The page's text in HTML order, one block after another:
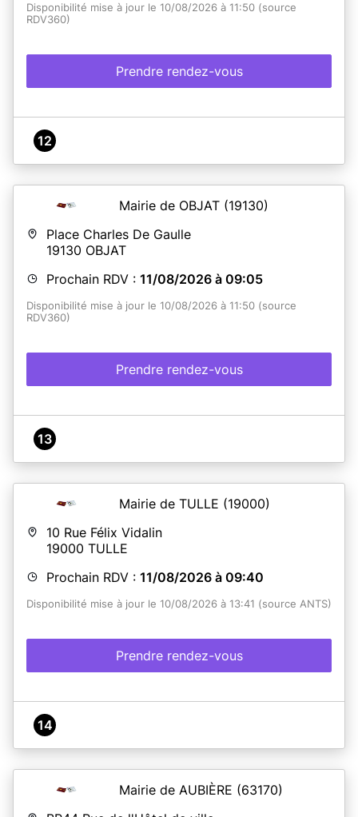
Disponibilité mise à jour le 10/08/2026 à 11:50 (source
RDV360)
Prendre rendez-vous
12
Mairie de OBJAT (19130)
Place Charles De Gaulle
19130 OBJAT
Prochain RDV : 11/08/2026 à 09:05
Disponibilité mise à jour le 10/08/2026 à 11:50 (source
RDV360)
Prendre rendez-vous
13
Mairie de TULLE (19000)
10 Rue Félix Vidalin
19000 TULLE
Prochain RDV : 11/08/2026 à 09:40
Disponibilité mise à jour le 10/08/2026 à 13:41 (source ANTS)
Prendre rendez-vous
14
Mairie de AUBIÈRE (63170)